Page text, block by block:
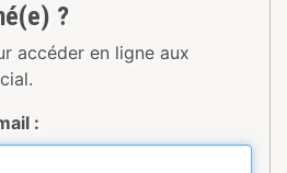
?
accéder en ligne aux
: